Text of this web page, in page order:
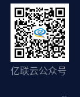
亿联云公众号